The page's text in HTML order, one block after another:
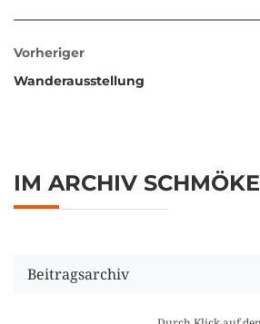
Vorheriger
Wanderausstellung
IM ARCHIV
Beitragsarchiv